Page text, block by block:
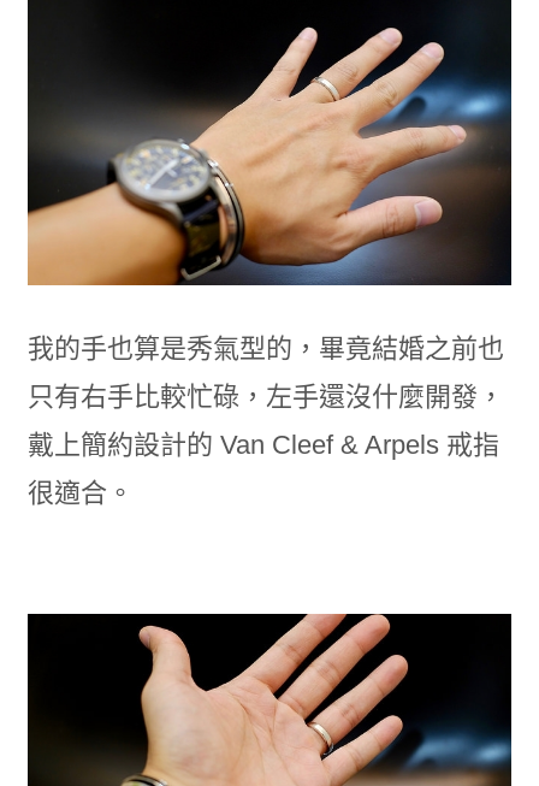
我的手也算是秀氣型的，畢竟結婚之前也
只有右手比較忙碌，左手還沒什麼開發，
戴上簡約設計的 Van Cleef & Arpels 戒指
很適合。